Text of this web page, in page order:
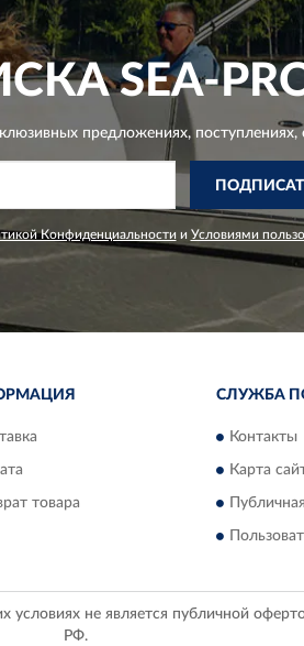
SEA-
предложениях,поступлениях,
Конфиденциальности и Условиями
товара
СЛУЖБА
Контакты
Карта
не является публичной
РФ.